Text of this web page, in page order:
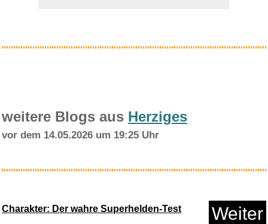
weitere Blogs aus Herziges
vor dem 14.05.2026 um 19:25 Uhr
Charakter: Der wahre Superhelden-Test Weiter